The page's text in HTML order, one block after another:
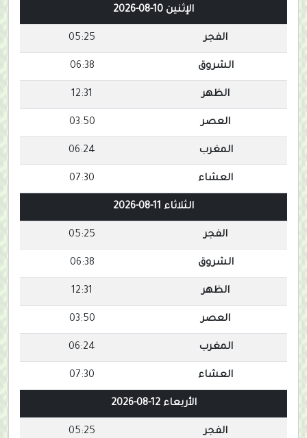
الإثنين 10-08-2026
الفجر 05:25
الشروق 06:38
الظهر 12:31
العصر 03:50
المغرب 06:24
العشاء 07:30
الثلاثاء 11-08-2026
الفجر 05:25
الشروق 06:38
الظهر 12:31
العصر 03:50
المغرب 06:24
العشاء 07:30
الأربعاء 12-08-2026
الفجر 05:25